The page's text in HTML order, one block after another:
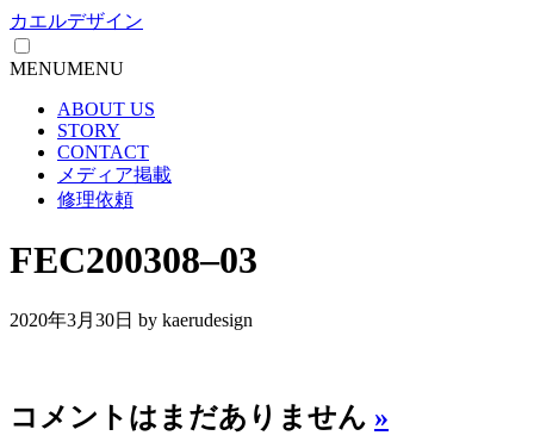
カエルデザイン
MENUMENU
ABOUT US
STORY
CONTACT
メディア掲載
修理依頼
FEC200308–03
2020年3月30日 by kaerudesign
コメントはまだありません »